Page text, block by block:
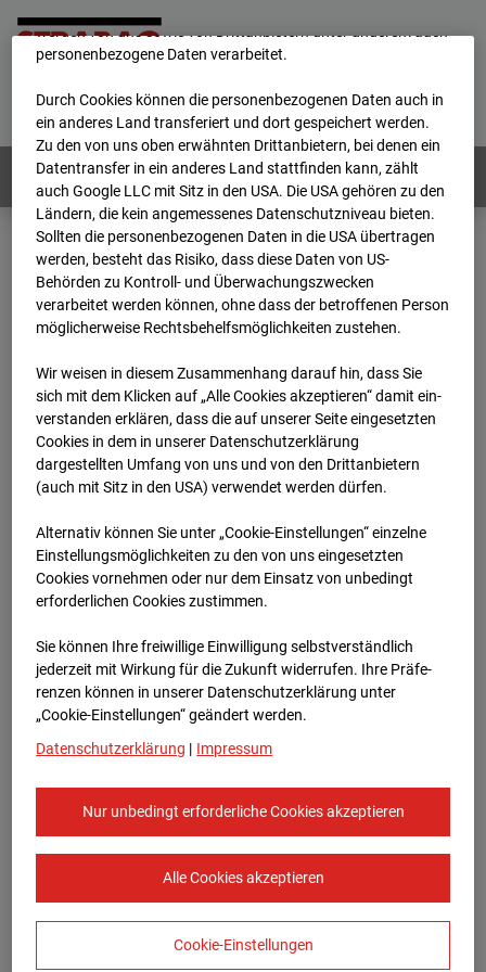
Deutsch / English
Webcams: Alle Länder
Home
Österreich
BC-179 - BV-Meischlgasse Bpl 5B – 96WE - Cam 1
Archiv
2026 07 08 14:00
BC-179 - BV-
Meischlgasse Bpl 5B –
96WE - Cam 1
Meischlgasse 32, 1230 Wien
Zur Übersicht
Europe/Vienna
werden von uns sowie von Drittanbietern unter anderem auch
personenbezogene Daten verarbeitet.
Durch Cookies können die personenbezogenen Daten auch in
ein anderes Land transferiert und dort gespeichert werden.
Zu den von uns oben erwähnten Drittanbietern, bei denen ein
Datentransfer in ein anderes Land stattfinden kann, zählt
auch Google LLC mit Sitz in den USA. Die USA gehören zu den
Ländern, die kein angemessenes Datenschutzniveau bieten.
Sollten die personenbezogenen Daten in die USA übertragen
werden, besteht das Risiko, dass diese Daten von US-
Behörden zu Kontroll- und Überwachungszwecken
verarbeitet werden können, ohne dass der betroffenen Person
möglicherweise Rechtsbehelfsmöglichkeiten zustehen.
Wir weisen in diesem Zusammenhang darauf hin, dass Sie
sich mit dem Klicken auf „Alle Cookies akzeptieren“ damit ein­
ver­standen erklären, dass die auf unserer Seite eingesetzten
Cookies in dem in unserer Datenschutzerklärung
dargestellten Umfang von uns und von den Drittanbietern
(auch mit Sitz in den USA) verwendet werden dürfen.
Alternativ können Sie unter „Cookie-Einstellungen“ einzelne
Einstellungsmöglichkeiten zu den von uns eingesetzten
Cookies vornehmen oder nur dem Einsatz von unbedingt
erforderlichen Cookies zustimmen.
Sie können Ihre freiwillige Einwilligung selbstverständlich
jederzeit mit Wirkung für die Zukunft widerrufen. Ihre Prä­fe­
renzen können in unserer Datenschutzerklärung unter
„Cookie-Einstellungen“ geändert werden.
Datenschutzerklärung | Impressum
Nur unbedingt erforderliche Cookies akzeptieren
Alle Cookies akzeptieren
Cookie-Einstellungen